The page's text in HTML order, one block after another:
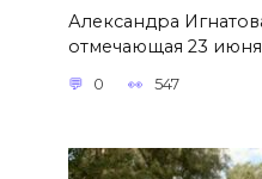
Александра
отмечающая 23
0 547